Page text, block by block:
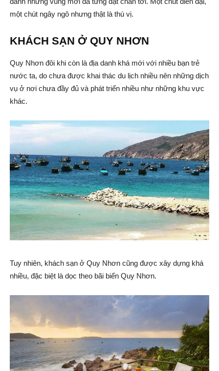
một chút ngây ngô nhưng thật là thú vị.
KHÁCH SẠN Ở QUY NHƠN
Quy Nhơn đôi khi còn là địa danh khá mới với nhiều bạn trẻ
nước ta, do chưa được khai thác du lịch nhiều nên những dịch
vụ ở nơi chưa đầy đủ và phát triển nhiều như những khu vực
khác.
Tuy nhiên, khách sạn ở Quy Nhơn cũng được xây dựng khá
nhiều, đặc biệt là dọc theo bãi biển Quy Nhơn.